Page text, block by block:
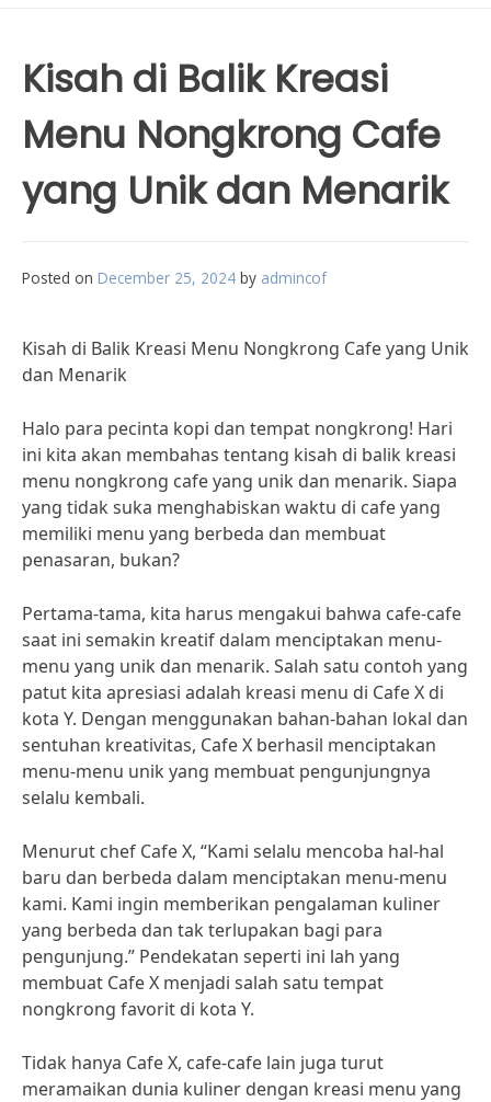
Kisah di Balik Kreasi
Menu Nongkrong Cafe
yang Unik dan Menarik
Posted on December 25, 2024 by admincof
Kisah di Balik Kreasi Menu Nongkrong Cafe yang Unik
dan Menarik
Halo para pecinta kopi dan tempat nongkrong! Hari
ini kita akan membahas tentang kisah di balik kreasi
menu nongkrong cafe yang unik dan menarik. Siapa
yang tidak suka menghabiskan waktu di cafe yang
memiliki menu yang berbeda dan membuat
penasaran, bukan?
Pertama-tama, kita harus mengakui bahwa cafe-cafe
saat ini semakin kreatif dalam menciptakan menu-
menu yang unik dan menarik. Salah satu contoh yang
patut kita apresiasi adalah kreasi menu di Cafe X di
kota Y. Dengan menggunakan bahan-bahan lokal dan
sentuhan kreativitas, Cafe X berhasil menciptakan
menu-menu unik yang membuat pengunjungnya
selalu kembali.
Menurut chef Cafe X, “Kami selalu mencoba hal-hal
baru dan berbeda dalam menciptakan menu-menu
kami. Kami ingin memberikan pengalaman kuliner
yang berbeda dan tak terlupakan bagi para
pengunjung.” Pendekatan seperti ini lah yang
membuat Cafe X menjadi salah satu tempat
nongkrong favorit di kota Y.
Tidak hanya Cafe X, cafe-cafe lain juga turut
meramaikan dunia kuliner dengan kreasi menu yang